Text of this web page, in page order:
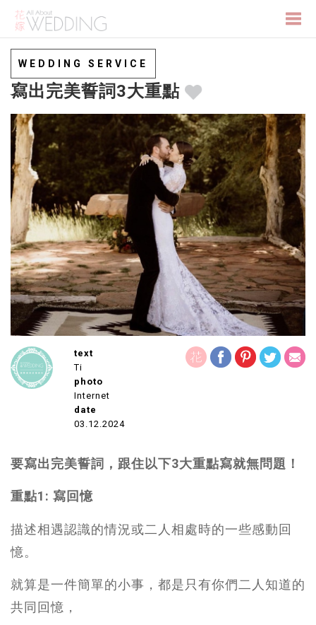
WEDDING SERVICE
寫出完美誓詞3大重點
text
Ti
photo
Internet
date
03.12.2024
要寫出完美誓詞，跟住以下3大重點寫就無問題！
重點1: 寫回憶
描述相遇認識的情況或二人相處時的一些感動回
憶。
就算是一件簡單的小事，都是只有你們二人知道的
共同回憶，